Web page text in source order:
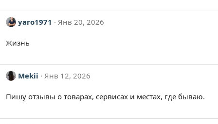
yaro1971 Янв 20, 2026
Жизнь
Mekii Янв 12, 2026
Пишу отзывы о товарах, сервисах и местах, где бываю.